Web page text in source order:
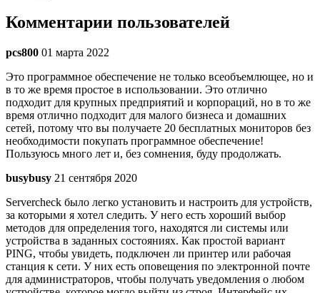
Комментарии пользователей
pcs800 01 марта 2022
Это программное обеспечение не только всеобъемлющее, но и
в то же время простое в использовании. Это отлично
подходит для крупных предприятий и корпораций, но в то же
время отлично подходит для малого бизнеса и домашних
сетей, потому что вы получаете 20 бесплатных мониторов без
необходимости покупать программное обеспечение!
Пользуюсь много лет и, без сомнения, буду продолжать.
busybusy 21 сентября 2020
Servercheck было легко установить и настроить для устройств,
за которыми я хотел следить. У него есть хороший выбор
методов для определения того, находятся ли системы или
устройства в заданных состояниях. Как простой вариант
PING, чтобы увидеть, подключен ли принтер или рабочая
станция к сети. У них есть оповещения по электронной почте
для администраторов, чтобы получать уведомления о любом